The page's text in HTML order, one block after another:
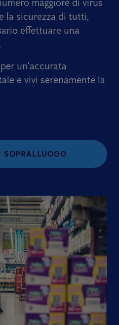
maggiore di virus
la sicurezza di tutti,
effettuare una
un'accurata
e vivi serenamente la
SOPRALLUOGO